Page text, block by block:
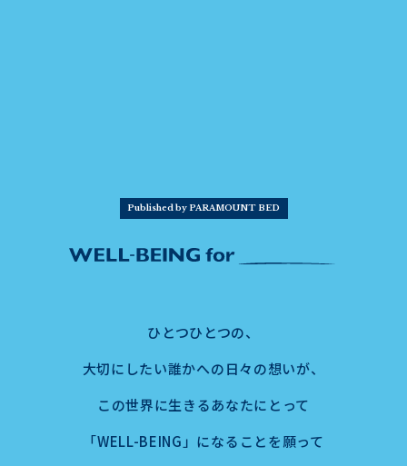
Published by PARAMOUNT BED
ひとつひとつの、
大切にしたい誰かへの日々の想いが、
この世界に生きるあなたにとって
「WELL-BEING」になることを願って